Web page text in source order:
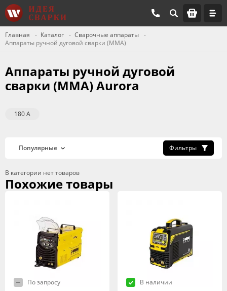
Главная Каталог
Сварочные аппараты
Аппараты ручной дуговой сварки (MMA)
Аппараты ручной дуговой
сварки (MMA) Aurora
180 А
Фильтры
В категории нет товаров
Похожие товары
По запросу
В наличии